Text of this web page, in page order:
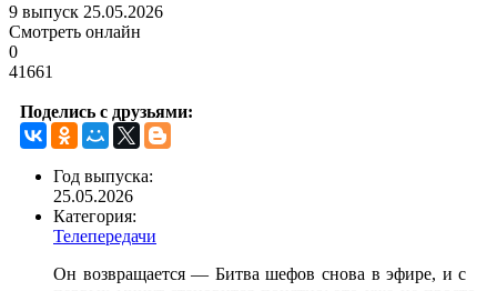
9 выпуск 25.05.2026
Смотреть онлайн
0
41661
Поделись с друзьями:
Год выпуска:
25.05.2026
Категория:
Телепередачи
Он возвращается — Битва шефов снова в эфире, и с